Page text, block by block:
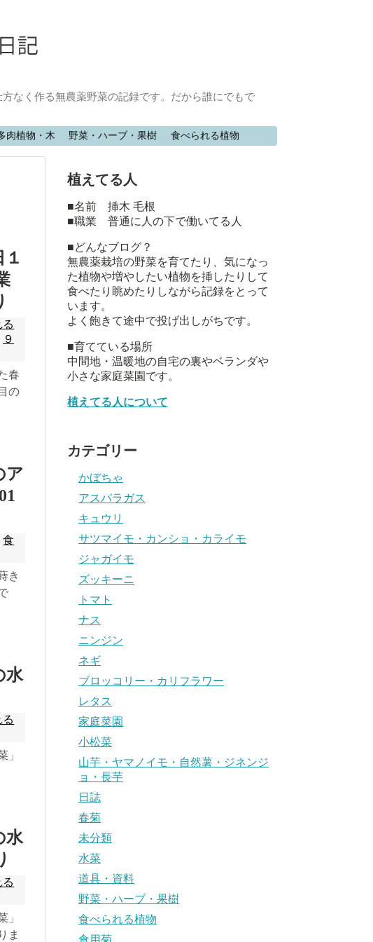
なく作る無農薬野菜の記録です。だから誰にでもで
肉植物・木 野菜・ハーブ・果樹 食べられる植物
９
春
の
ア
食
き
水
」
水
」
ま
植えてる人
■名前 挿木 毛根
■職業 普通に人の下で働いてる人
■どんなブログ？
無農薬栽培の野菜を育てたり、気になっ
た植物や増やしたい植物を挿したりして
食べたり眺めたりしながら記録をとって
います。
よく飽きて途中で投げ出しがちです。
■育てている場所
中間地・温暖地の自宅の裏やベランダや
小さな家庭菜園です。
植えてる人について
カテゴリー
かぼちゃ
アスパラガス
キュウリ
サツマイモ・カンショ・カライモ
ジャガイモ
ズッキーニ
トマト
ナス
ニンジン
ネギ
ブロッコリー・カリフラワー
レタス
家庭菜園
小松菜
山芋・ヤマノイモ・自然薯・ジネンジ
ョ・長芋
日誌
春菊
未分類
水菜
道具・資料
野菜・ハーブ・果樹
食べられる植物